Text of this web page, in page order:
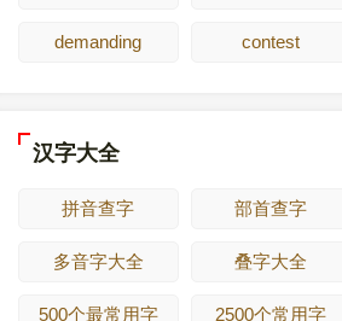
demanding contest
汉字大全
拼音查字 部首查字
多音字大全 叠字大全
500个最常用字 2500个常用字